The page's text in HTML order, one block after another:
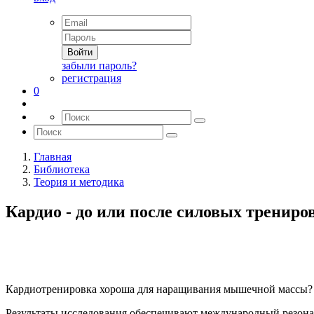
Войти
забыли пароль?
регистрация
0
Главная
Библиотека
Теория и методика
Кардио - до или после силовых
Кардиотренировка хороша для наращивания мышечной массы?